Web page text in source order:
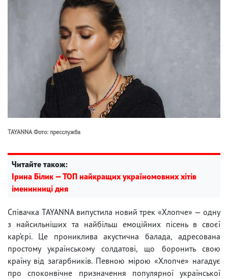
TAYANNA Фото: пресслужба
Читайте також:
Ірина Білик — ТОП найкращих україномовних хітів
іменинниці дня
Співачка TAYANNA випустила новий трек «Хлопче» — одну
з найсильніших та найбільш емоційних пісень в своєї
кар’єрі. Це прониклива акустична балада, адресована
простому українському солдатові, що боронить свою
країну від загарбників. Певною мірою «Хлопче» нагадує
про споконвічне призначення популярної української